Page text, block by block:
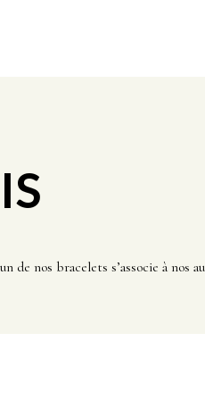
de nos bracelets s’associe à nos